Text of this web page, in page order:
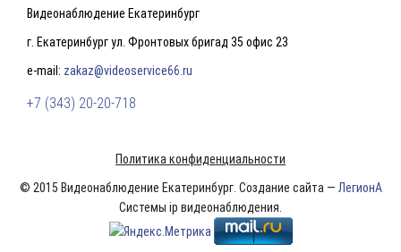
Видеонаблюдение Екатеринбург
г. Екатеринбург ул. Фронтовых бригад 35 офис 23
e-mail: zakaz@videoservice66.ru
+7 (343) 20-20-718
Политика конфиденциальности
© 2015 Видеонаблюдение Екатеринбург. Создание сайта — ЛегионА
Системы ip видеонаблюдения.